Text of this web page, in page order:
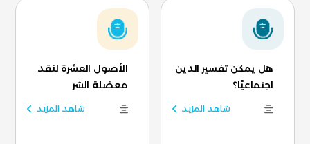
هل يمكن تفسير الدين
اجتماعيًا؟
شاهد المزيد
الأصول العشرة لنقد
معضلة الشر
شاهد المزيد